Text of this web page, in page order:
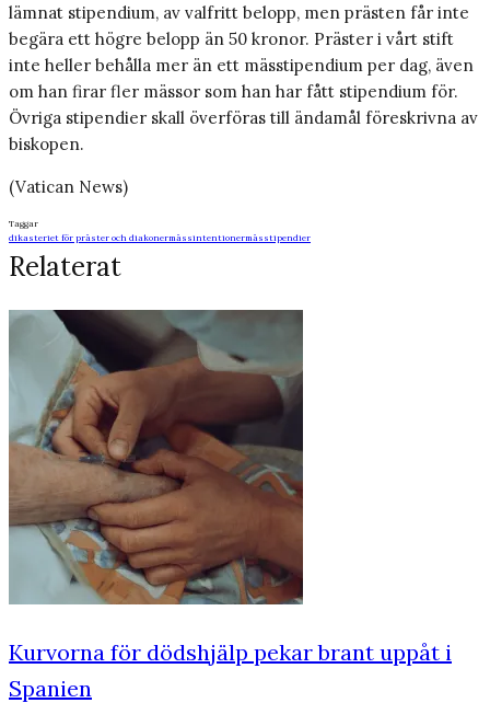
lämnat stipendium, av valfritt belopp, men prästen får inte
begära ett högre belopp än 50 kronor. Präster i vårt stift
inte heller behålla mer än ett mässtipendium per dag, även
om han firar fler mässor som han har fått stipendium för.
Övriga stipendier skall överföras till ändamål föreskrivna av
biskopen.
(Vatican News)
Taggar
dikasteriet för präster och diakonermässintentionermässtipendier
Relaterat
Kurvorna för dödshjälp pekar brant uppåt i
Spanien